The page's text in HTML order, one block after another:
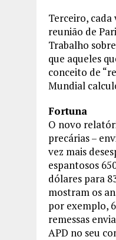
Terceiro, cada
reunião de
Trabalho
que aqueles
conceito de
Mundial
Fortuna
O novo
precárias –
vez mais
espantosos
dólares para
mostram os
por exemplo,
remessas
APD no seu